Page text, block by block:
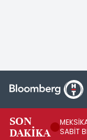
SON
DAKİKA
SABİT